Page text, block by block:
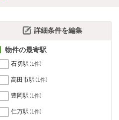
詳細条件を編集
物件の最寄駅
石切駅 （1件）
高田市駅 （1件）
豊岡駅 （1件）
仁万駅 （1件）